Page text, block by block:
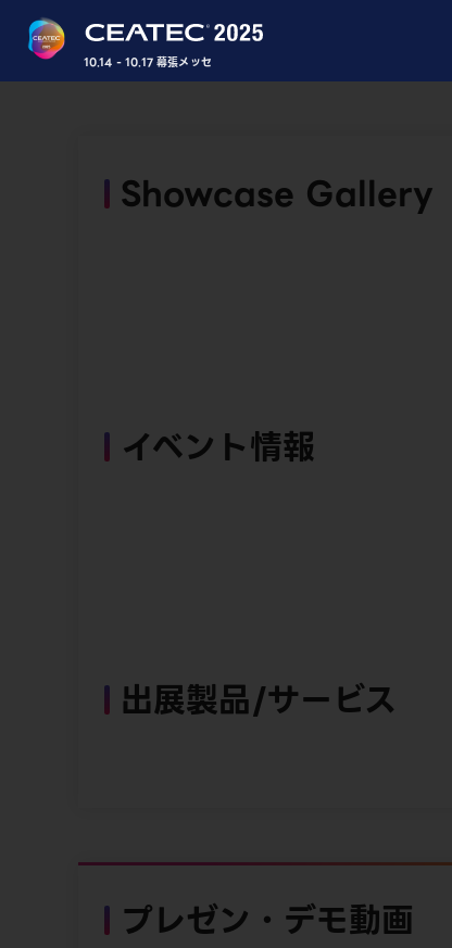
10.14 - 10.17 幕張メッセ
Showcase Gallery
イベント情報
出展製品/サービス
プレゼン・デモ動画